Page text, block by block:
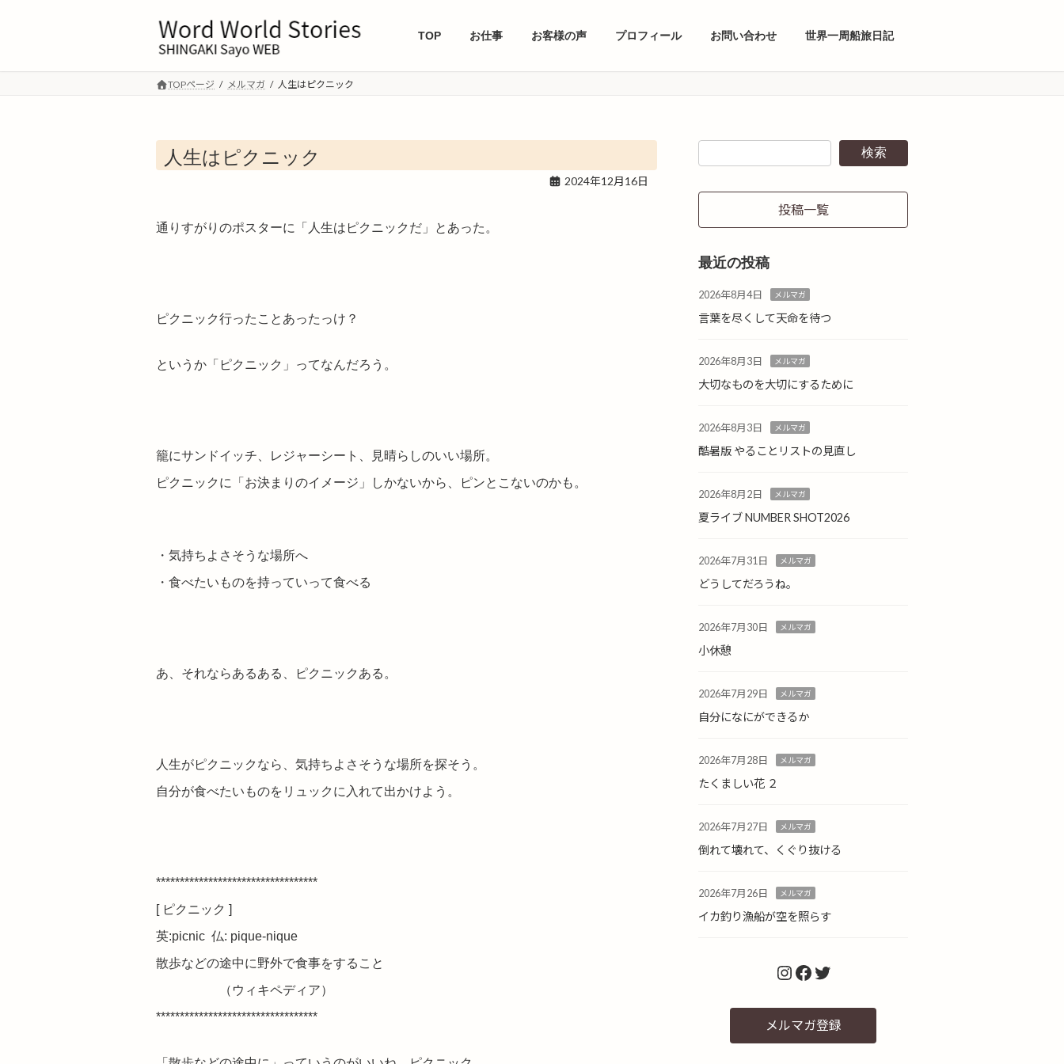
TOP お仕事 お客様の声 プロフィール お問い合わせ 世界一周船旅日記
TOPページ メルマガ 人生はピクニック
人生はピクニック
2024年12月16日
通りすがりのポスターに「人生はピクニックだ」とあった。
ピクニック行ったことあったっけ？
というか「ピクニック」ってなんだろう。
籠にサンドイッチ、レジャーシート、見晴らしのいい場所。
ピクニックに「お決まりのイメージ」しかないから、ピンとこないのかも。
・気持ちよさそうな場所へ
・食べたいものを持っていって食べる
あ、それならあるある、ピクニックある。
人生がピクニックなら、気持ちよさそうな場所を探そう。
自分が食べたいものをリュックに入れて出かけよう。
**********************************
[ ピクニック ]
英:picnic 仏: pique-nique
散歩などの途中に野外で食事をすること
（ウィキペディア）
**********************************
検索
投稿一覧
最近の投稿
2026年8月4日 メルマガ
言葉を尽くして天命を待つ
2026年8月3日 メルマガ
大切なものを大切にするために
2026年8月3日 メルマガ
酷暑版 やることリストの見直し
2026年8月2日 メルマガ
夏ライブ NUMBER SHOT2026
2026年7月31日 メルマガ
どうしてだろうね。
2026年7月30日 メルマガ
小休憩
2026年7月29日 メルマガ
自分になにができるか
2026年7月28日 メルマガ
たくましい花 ２
2026年7月27日 メルマガ
倒れて壊れて、くぐり抜ける
2026年7月26日 メルマガ
イカ釣り漁船が空を照らす
Instagram
Facebook
Twitter
メルマガ登録